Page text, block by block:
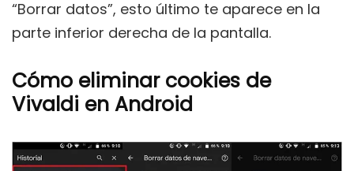
“Borrar datos”, esto último te aparece en la
parte inferior derecha de la pantalla.
Cómo eliminar cookies de
Vivaldi en Android